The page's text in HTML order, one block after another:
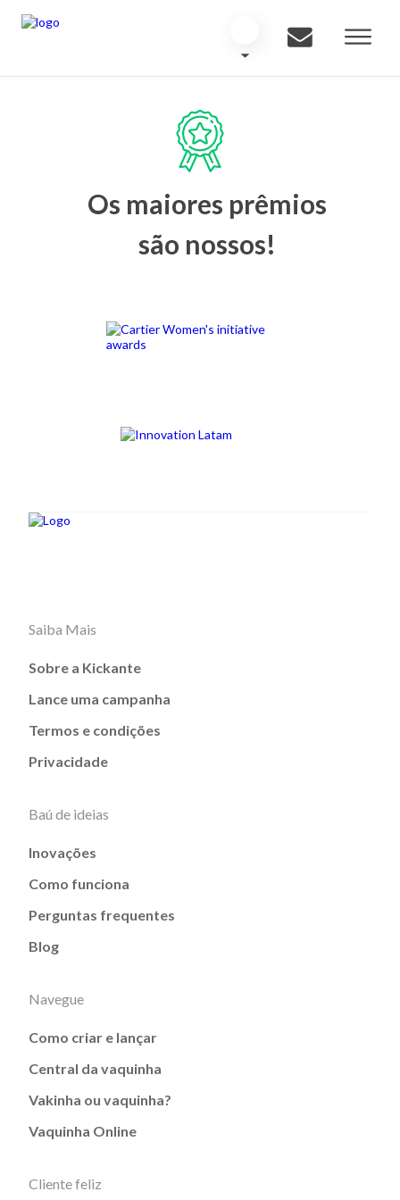
Os maiores prêmios
são nossos!
Saiba Mais
Sobre a Kickante
Lance uma campanha
Termos e condições
Privacidade
Baú de ideias
Inovações
Como funciona
Perguntas frequentes
Blog
Navegue
Como criar e lançar
Central da vaquinha
Vakinha ou vaquinha?
Vaquinha Online
Cliente feliz